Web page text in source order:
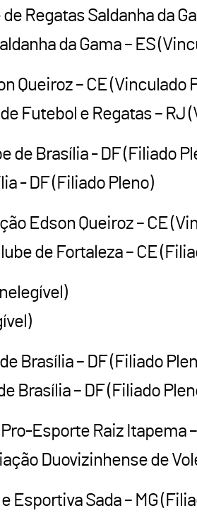
Regatas Saldanha da
da Gama – ES
Queiroz – CE (Vinculado
Futebol e Regatas – RJ
de Brasília - DF (Filiado
- DF (Filiado Pleno)
Edson Queiroz – CE
de Fortaleza – CE
Brasília – DF (Filiado
Brasília – DF (Filiado
Esporte Raiz Itapema
Duovizinhense de
Esportiva Sada – MG